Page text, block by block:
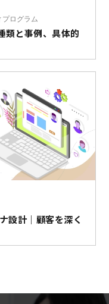
プログラム
類と事例、具体的
設計｜顧客を深く